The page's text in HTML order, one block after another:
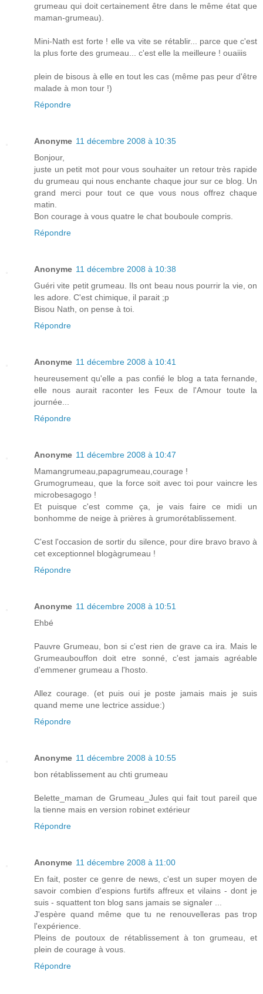
grumeau qui doit certainement être dans le même état que
maman-grumeau).
Mini-Nath est forte ! elle va vite se rétablir... parce que c'est
la plus forte des grumeau... c'est elle la meilleure ! ouaiiis
plein de bisous à elle en tout les cas (même pas peur d'être
malade à mon tour !)
Répondre
Anonyme 11 décembre 2008 à 10:35
Bonjour,
juste un petit mot pour vous souhaiter un retour très rapide
du grumeau qui nous enchante chaque jour sur ce blog. Un
grand merci pour tout ce que vous nous offrez chaque
matin.
Bon courage à vous quatre le chat bouboule compris.
Répondre
Anonyme 11 décembre 2008 à 10:38
Guéri vite petit grumeau. Ils ont beau nous pourrir la vie, on
les adore. C'est chimique, il parait ;p
Bisou Nath, on pense à toi.
Répondre
Anonyme 11 décembre 2008 à 10:41
heureusement qu'elle a pas confié le blog a tata fernande,
elle nous aurait raconter les Feux de l'Amour toute la
journée...
Répondre
Anonyme 11 décembre 2008 à 10:47
Mamangrumeau,papagrumeau,courage !
Grumogrumeau, que la force soit avec toi pour vaincre les
microbesagogo !
Et puisque c'est comme ça, je vais faire ce midi un
bonhomme de neige à prières à grumorétablissement.
C'est l'occasion de sortir du silence, pour dire bravo bravo à
cet exceptionnel blogàgrumeau !
Répondre
Anonyme 11 décembre 2008 à 10:51
Ehbé
Pauvre Grumeau, bon si c'est rien de grave ca ira. Mais le
Grumeaubouffon doit etre sonné, c'est jamais agréable
d'emmener grumeau a l'hosto.
Allez courage. (et puis oui je poste jamais mais je suis
quand meme une lectrice assidue:)
Répondre
Anonyme 11 décembre 2008 à 10:55
bon rétablissement au chti grumeau
Belette_maman de Grumeau_Jules qui fait tout pareil que
la tienne mais en version robinet extérieur
Répondre
Anonyme 11 décembre 2008 à 11:00
En fait, poster ce genre de news, c'est un super moyen de
savoir combien d'espions furtifs affreux et vilains - dont je
suis - squattent ton blog sans jamais se signaler ...
J'espère quand même que tu ne renouvelleras pas trop
l'expérience.
Pleins de poutoux de rétablissement à ton grumeau, et
plein de courage à vous.
Répondre